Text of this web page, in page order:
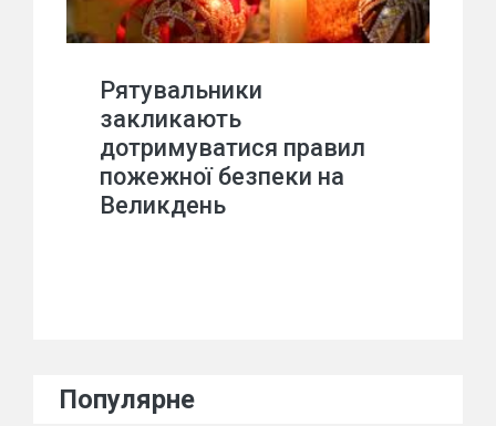
Рятувальники
закликають
дотримуватися правил
пожежної безпеки на
Великдень
Популярне